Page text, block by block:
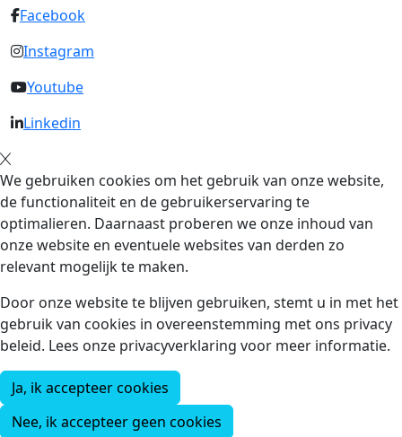
Facebook
Instagram
Youtube
Linkedin
We gebruiken cookies om het gebruik van onze website,
de functionaliteit en de gebruikerservaring te
optimalieren. Daarnaast proberen we onze inhoud van
onze website en eventuele websites van derden zo
relevant mogelijk te maken.
Door onze website te blijven gebruiken, stemt u in met het
gebruik van cookies in overeenstemming met ons privacy
beleid. Lees onze privacyverklaring voor meer informatie.
Ja, ik accepteer cookies
Nee, ik accepteer geen cookies